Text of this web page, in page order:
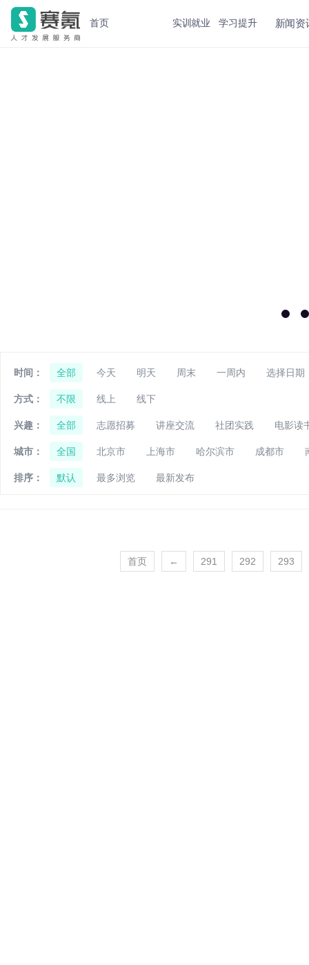
首页 实训就业 学习提升 新闻资
时间： 全部 今天 明天 周末 一周内 选择日期
方式： 不限 线上 线下
兴趣： 全部 志愿招募 讲座交流 社团实践 电影读
城市： 全国 北京市 上海市 哈尔滨市 成都市
排序： 默认 最多浏览 最新发布
首页 ← 291 292 293